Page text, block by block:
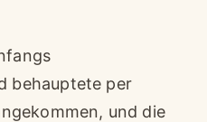
behauptete per
und die